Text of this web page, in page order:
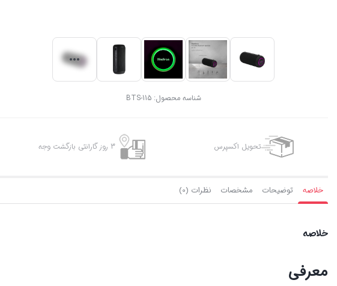
شناسه محصول:BTS-115
تحویل اکسپرس 3 روز گارانتی بازگشت وجه
خلاصه توضیحات مشخصات نظرات (0)
خلاصه
معرفی